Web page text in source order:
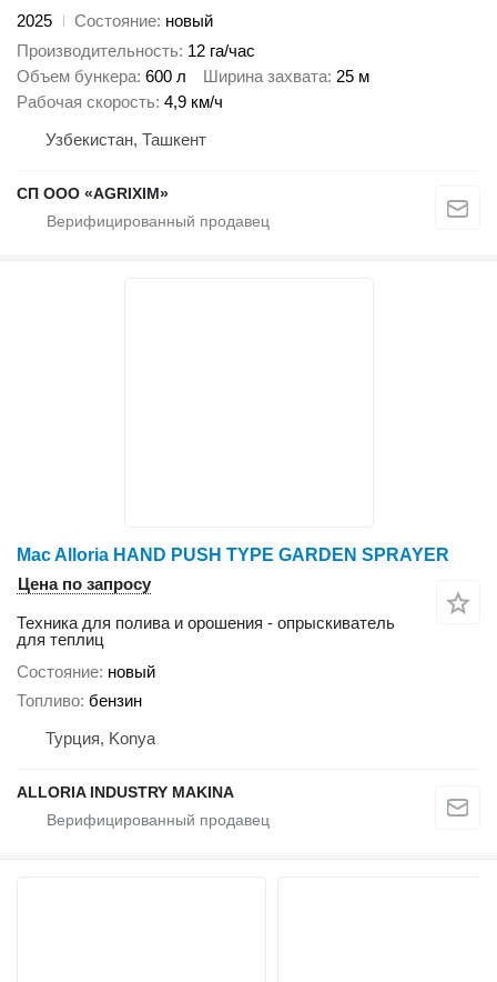
2025 Состояние новый
Производительность 12 га/час
Объем бункера 600 л Ширина захвата 25 м
Рабочая скорость 4,9 км/ч
Узбекистан, Ташкент
CП ООО «AGRIXIM»
Mac Alloria HAND PUSH TYPE GARDEN SPRAYER
Цена по запросу
Техника для полива и орошения - опрыскиватель
для теплиц
Состояние новый
Топливо бензин
Турция, Konya
ALLORIA INDUSTRY MAKINA